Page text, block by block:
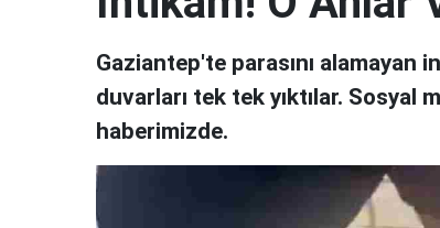
Gaziantep'te parasını alamayan
duvarları tek tek yıktılar. Sosyal
haberimizde.